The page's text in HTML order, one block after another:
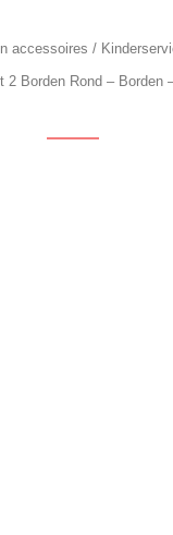
accessoires /
2 Borden Rond – Borden